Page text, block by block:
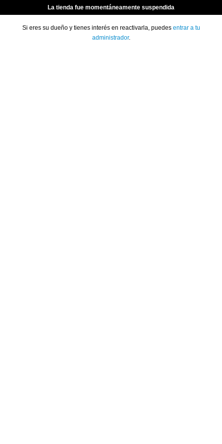
La tienda fue momentáneamente suspendida
Si eres su dueño y tienes interés en reactivarla, puedes entrar a tu
administrador.